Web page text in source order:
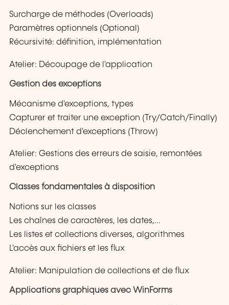
Surcharge de méthodes (Overloads)
Paramètres optionnels (Optional)
Récursivité: définition, implémentation
Atelier: Découpage de l'application
Gestion des exceptions
Mécanisme d'exceptions, types
Capturer et traiter une exception (Try/Catch/Finally)
Déclenchement d'exceptions (Throw)
Atelier: Gestions des erreurs de saisie, remontées
d'exceptions
Classes fondamentales à disposition
Notions sur les classes
Les chaînes de caractères, les dates,...
Les listes et collections diverses, algorithmes
L'accès aux fichiers et les flux
Atelier: Manipulation de collections et de flux
Applications graphiques avec WinForms